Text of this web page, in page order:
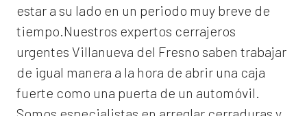
estar a su lado en un periodo muy breve de
tiempo.Nuestros expertos cerrajeros
urgentes Villanueva del Fresno saben trabajar
de igual manera a la hora de abrir una caja
fuerte como una puerta de un automóvil.